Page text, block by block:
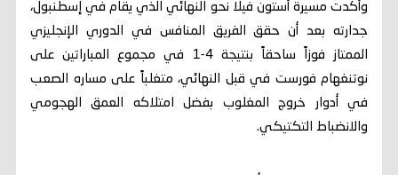
وأكدت مسيرة أستون فيلا نحو النهائي الذي يقام في إسطنبول،
جدارته بعد أن حقق الفريق المنافس في الدوري الإنجليزي
الممتاز فوزاً ساحقاً بنتيجة 4-1 في مجموع المباراتين على
نوتنغهام فورست في قبل النهائي، متغلباً على مساره الصعب
في أدوار خروج المغلوب بفضل امتلاكه العمق الهجومي
والانضباط التكتيكي.